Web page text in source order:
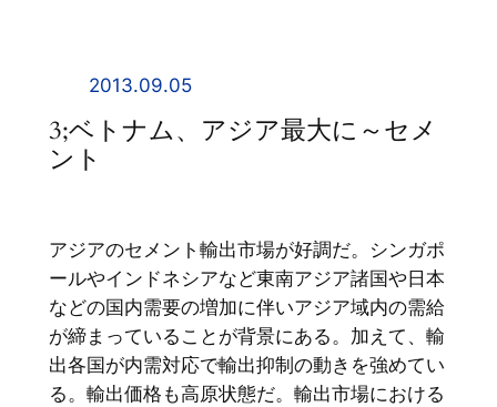
2013.09.05
3;ベトナム、アジア最大に～セメ
ント
アジアのセメント輸出市場が好調だ。シンガポ
ールやインドネシアなど東南アジア諸国や日本
などの国内需要の増加に伴いアジア域内の需給
が締まっていることが背景にある。加えて、輸
出各国が内需対応で輸出抑制の動きを強めてい
る。輸出価格も高原状態だ。輸出市場における